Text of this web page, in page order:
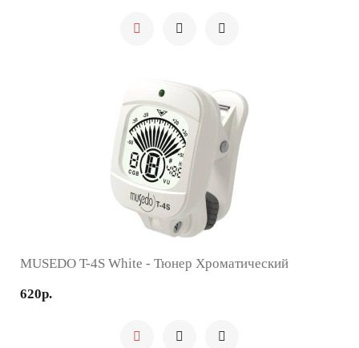
MUSEDO T-4S White - Тюнер Хроматический
620р.